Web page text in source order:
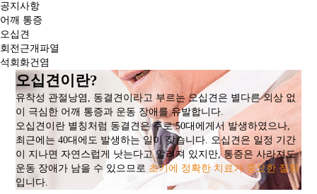
공지사항
어깨 통증
오십견
회전근개파열
석회화건염
오십견이란?
유착성 관절낭염, 동결견이라고 부르는 오십견은 별다른 외상 없
이 극심한 어깨 통증과 운동 장애를 유발합니다.
오십견이란 별칭처럼 동결견은 주로 50대에게서 발생하였으나,
최근에는 40대에도 발생하는 일이 잦습니다. 오십견은 일정 기간
이 지나면 자연스럽게 낫는다고 알려져 있지만, 통증은 사라져도
운동 장애가 남을 수 있으므로 초기에 정확한 치료가 중요한 질환
입니다.